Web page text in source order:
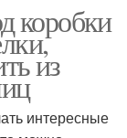
коробки
из
интересные